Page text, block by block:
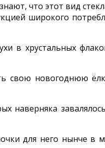
что этот вид
широкого
в хрустальных
свою новогоднюю
наверняка
для него нынче в